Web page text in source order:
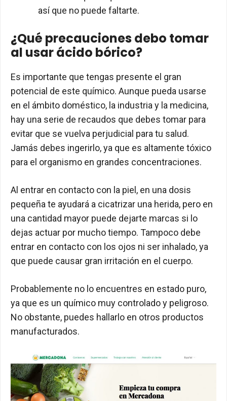
así que no puede faltarte.
¿Qué precauciones debo tomar
al usar ácido bórico?
Es importante que tengas presente el gran
potencial de este químico. Aunque pueda usarse
en el ámbito doméstico, la industria y la medicina,
hay una serie de recaudos que debes tomar para
evitar que se vuelva perjudicial para tu salud.
Jamás debes ingerirlo, ya que es altamente tóxico
para el organismo en grandes concentraciones.
Al entrar en contacto con la piel, en una dosis
pequeña te ayudará a cicatrizar una herida, pero en
una cantidad mayor puede dejarte marcas si lo
dejas actuar por mucho tiempo. Tampoco debe
entrar en contacto con los ojos ni ser inhalado, ya
que puede causar gran irritación en el cuerpo.
Probablemente no lo encuentres en estado puro,
ya que es un químico muy controlado y peligroso.
No obstante, puedes hallarlo en otros productos
manufacturados.